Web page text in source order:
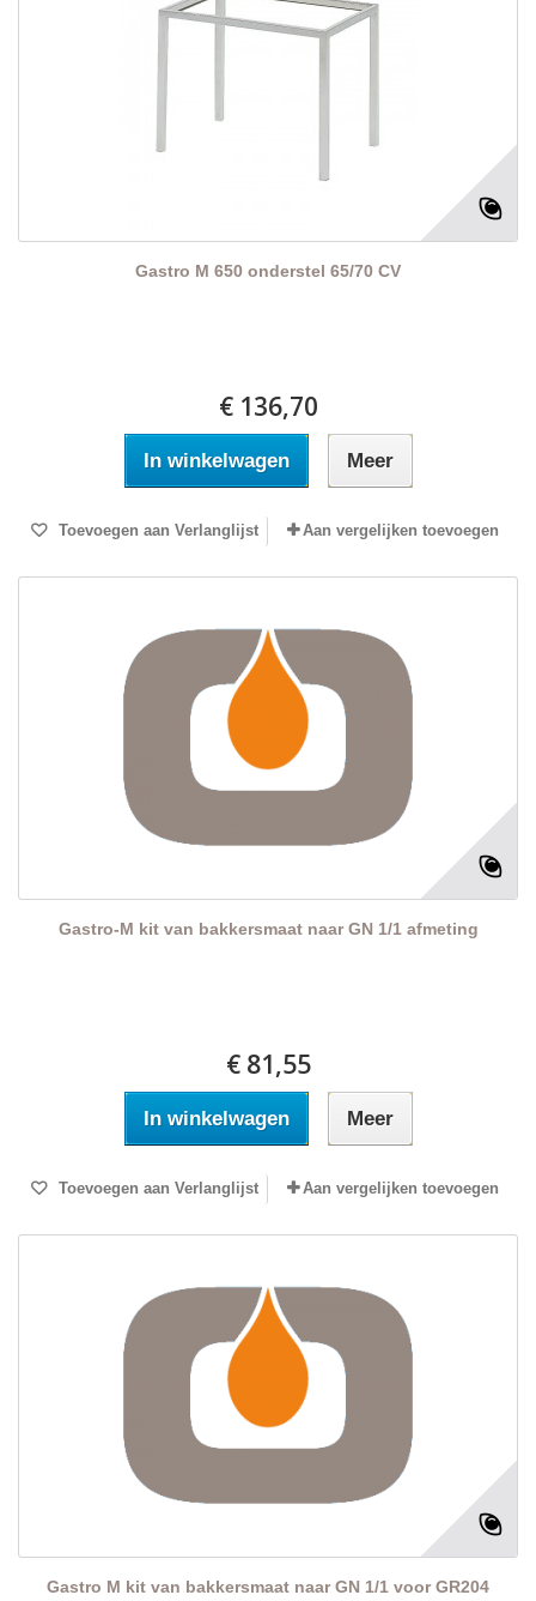
Gastro M 650 onderstel 65/70 CV
€ 136,70
In winkelwagen Meer
Toevoegen aan Verlanglijst Aan vergelijken toevoegen
Gastro-M kit van bakkersmaat naar GN 1/1 afmeting
€ 81,55
In winkelwagen Meer
Toevoegen aan Verlanglijst Aan vergelijken toevoegen
Gastro M kit van bakkersmaat naar GN 1/1 voor GR204